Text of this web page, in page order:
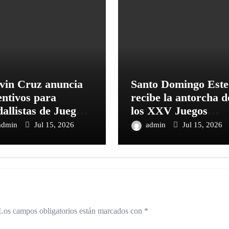
Cruz anuncia
para
de Juegos
y
Jul 15, 2026
Santo Domingo Este
recibe la antorcha
los XXV Juegos
Centroamericanos y
admin Jul 15, 2026
campos obligatorios están marcados con *